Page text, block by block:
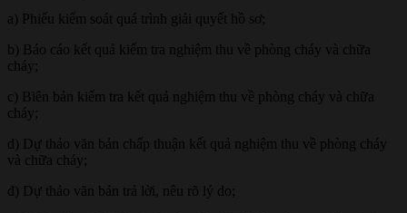
a) Phiếu kiểm soát quá trình giải quyết hồ sơ;
b) Báo cáo kết quả kiểm tra nghiệm thu về phòng cháy và chữa
cháy;
c) Biên bản kiểm tra kết quả nghiệm thu về phòng cháy và chữa
cháy;
d) Dự thảo văn bản chấp thuận kết quả nghiệm thu về phòng cháy
và chữa cháy;
đ) Dự thảo văn bản trả lời, nêu rõ lý do;